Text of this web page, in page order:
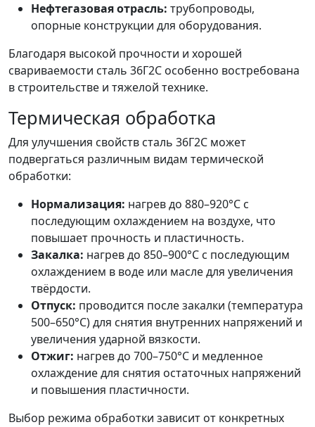
Нефтегазовая отрасль: трубопроводы,
опорные конструкции для оборудования.
Благодаря высокой прочности и хорошей
свариваемости сталь 36Г2С особенно востребована
в строительстве и тяжелой технике.
Термическая обработка
Для улучшения свойств сталь 36Г2С может
подвергаться различным видам термической
обработки:
Нормализация: нагрев до 880–920°C с
последующим охлаждением на воздухе, что
повышает прочность и пластичность.
Закалка: нагрев до 850–900°C с последующим
охлаждением в воде или масле для увеличения
твёрдости.
Отпуск: проводится после закалки (температура
500–650°C) для снятия внутренних напряжений и
увеличения ударной вязкости.
Отжиг: нагрев до 700–750°C и медленное
охлаждение для снятия остаточных напряжений
и повышения пластичности.
Выбор режима обработки зависит от конкретных